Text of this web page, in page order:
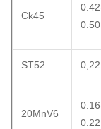
Ck45
0.50
ST52 0,22
20MnV6
0.22